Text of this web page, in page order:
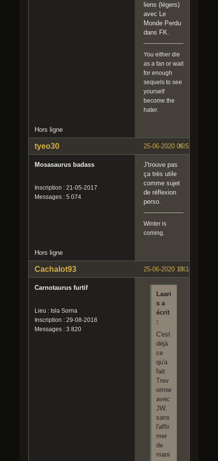
liens (légers)
avec Le
Monde Perdu
dans FK.
You either die
as a fan or wait
for enough
sequels to see
yourself
become the
hater.
Hors ligne
#3
25-06-2020 06:51:04
tyeo30
Mosasaurus badass
Inscription : 21-05-2017
Messages : 5 074
J'trouve pas
ça très utile
comme sujet
de réflexion
perso.
Winter is
coming.
Hors ligne
#4
25-06-2020 13:14:33
Cachalot93
Carnotaurus furtif
Lieu : Isla Sorna
Inscription : 29-08-2018
Messages : 3 820
Laari
s a
écrit
:
C'est
déjà
ce
qu'a
fait
Trev
orrow
avec
JW,
sans
l'affir
mer
de
mani